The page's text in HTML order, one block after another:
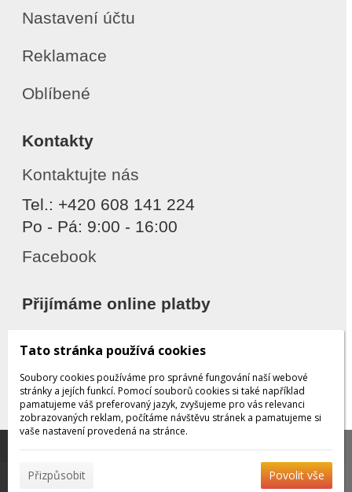
Nastavení účtu
Reklamace
Oblíbené
Kontakty
Kontaktujte nás
Tel.: +420 608 141 224
Po - Pá: 9:00 - 16:00
Facebook
Přijímáme online platby
Děkujeme za důvěru
© 2026 WEXBO | |Přihlásit
pomáhají poskytovat služby. Používáním našich služeb
vyjadřujete souhlas s používáním souborů cookies.Více
✖
Tato stránka používá cookies
Soubory cookies používáme pro správné fungování naší webové
stránky a jejích funkcí. Pomocí souborů cookies si také například
pamatujeme váš preferovaný jazyk, zvyšujeme pro vás relevanci
zobrazovaných reklam, počítáme návštěvu stránek a pamatujeme si
vaše nastavení provedená na stránce.
Přizpůsobit Povolit vše